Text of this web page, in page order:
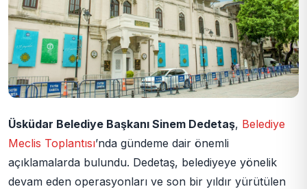
Üsküdar Belediye Başkanı Sinem Dedetaş, Belediye
Meclis Toplantısı’nda gündeme dair önemli
açıklamalarda bulundu. Dedetaş, belediyeye yönelik
devam eden operasyonları ve son bir yıldır yürütülen